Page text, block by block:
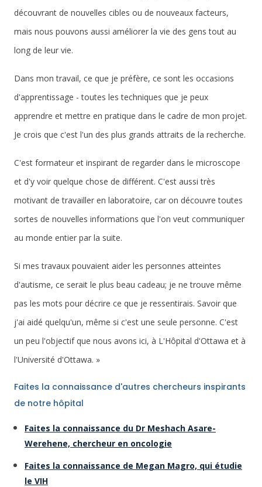
découvrant de nouvelles cibles ou de nouveaux facteurs,
mais nous pouvons aussi améliorer la vie des gens tout au
long de leur vie.
Dans mon travail, ce que je préfère, ce sont les occasions
d'apprentissage - toutes les techniques que je peux
apprendre et mettre en pratique dans le cadre de mon projet.
Je crois que c'est l'un des plus grands attraits de la recherche.
C'est formateur et inspirant de regarder dans le microscope
et d'y voir quelque chose de différent. C'est aussi très
motivant de travailler en laboratoire, car on découvre toutes
sortes de nouvelles informations que l'on veut communiquer
au monde entier par la suite.
Si mes travaux pouvaient aider les personnes atteintes
d'autisme, ce serait le plus beau cadeau; je ne trouve même
pas les mots pour décrire ce que je ressentirais. Savoir que
j'ai aidé quelqu'un, même si c'est une seule personne. C'est
un peu l'objectif que nous avons ici, à L'Hôpital d'Ottawa et à
l'Université d'Ottawa. »
Faites la connaissance d'autres chercheurs inspirants
de notre hôpital
Faites la connaissance du Dr Meshach Asare-
Werehene, chercheur en oncologie
Faites la connaissance de Megan Magro, qui étudie
le VIH